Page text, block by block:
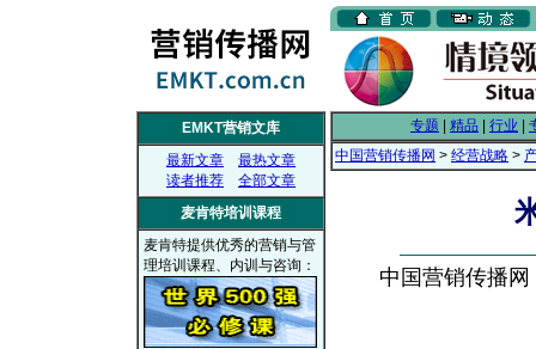
EMKT营销文库
最新文章
最热文章
读者推荐
全部文章
麦肯特培训课程
麦肯特提供优秀的营销与管
理培训课程、内训与咨询：
专题 精品 行业
中国营销传播网 > 经营战略 >
中国营销传播